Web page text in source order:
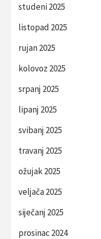
studeni 2025
listopad 2025
rujan 2025
kolovoz 2025
srpanj 2025
lipanj 2025
svibanj 2025
travanj 2025
ožujak 2025
veljača 2025
siječanj 2025
prosinac 2024